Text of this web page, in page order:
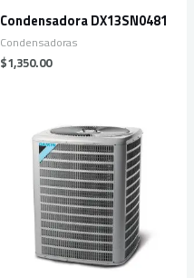
Condensadora DX13SN0481
Condensadoras
$1,350.00